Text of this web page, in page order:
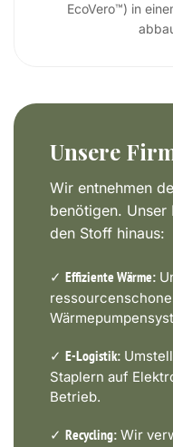
EcoVero™) in
Unsere
Wir entnehmen
benötigen.
den Stoff hinaus:
✓ Effiziente Wärme:
✓ E-Logistik:
Staplern auf
Betrieb.
✓ Recycling: Wir